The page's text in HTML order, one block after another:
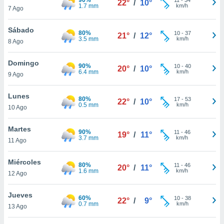
más
nuestra
y
de
disponible
cookies
aceptar
7 Ago
1.7 mm
22° / 10°
km/h
Sábado
8 Ago
80%
3.5 mm
21° / 12° 10- 37
km/h
Domingo
9 Ago
90%
6.4 mm
20° / 10° 10- 40
km/h
Lunes
10 Ago
80%
0.5 mm
22° / 10° 17- 53
km/h
Martes
11 Ago
90%
3.7 mm
19° / 11° 11 - 46
km/h
Miércoles
12 Ago
80%
1.6 mm
20° / 11° 11 - 46
km/h
Jueves
13 Ago
60%
0.7 mm
22° / 9° 10- 38
km/h